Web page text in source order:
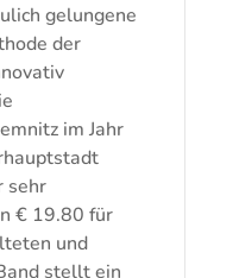
gelungene
der
im Jahr
sehr
€ 19.80 für
und
stellt ein